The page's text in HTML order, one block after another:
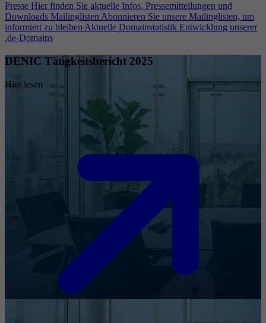
Presse Hier finden Sie aktuelle Infos, Pressemitteilungen und
Downloads Mailinglisten Abonnieren Sie unsere Mailinglisten, um
informiert zu bleiben Aktuelle Domainstatistik Entwicklung unserer
.de-Domains
DENIC Tätigkeitsbericht 2025
Hier lesen